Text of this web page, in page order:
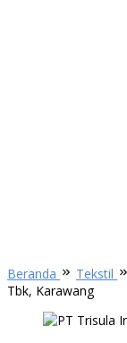
Beranda Tekstil
Tbk, Karawang